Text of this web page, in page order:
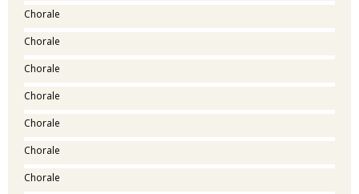
Chorale
Chorale
Chorale
Chorale
Chorale
Chorale
Chorale